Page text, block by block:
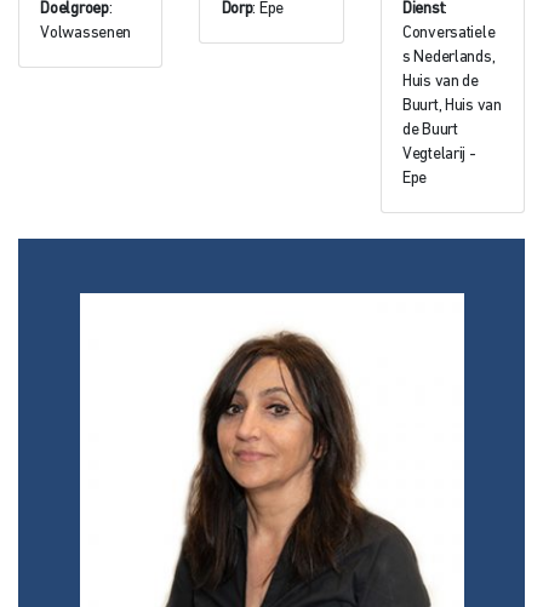
Doelgroep:
Volwassenen
Dorp: Epe Dienst:
Conversatiele
s Nederlands,
Huis van de
Buurt, Huis van
de Buurt
Vegtelarij -
Epe